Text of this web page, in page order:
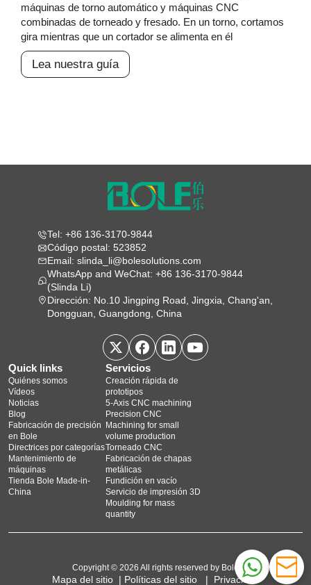
máquinas de torno automático y máquinas CNC
combinadas de torneado y fresado. En un torno, cortamos
gira mientras que un cortador se alimenta en él
Lea nuestra guía
Tel: +86 136-3170-9844
Código postal: 523852
Email: slinda_li@bolesolutions.com
WhatsApp and WeChat: +86 136-3170-9844
(Slinda Li)
Dirección: No.10 Jingping Road, Jingxia, Chang'an,
Dongguan, Guangdong, China
Quick links
Quiénes somos
Vídeos
Noticias
Blog
Fabricación de precisión
en Bole
Directrices por categorías
Mantenimiento de
máquinas
Tienda Bole Made-in-
China
Servicios
Creación rápida de
prototipos
5‑Axis CNC machining
Precision CNC
Machining for small
volume production
Torneado CNC
Fabricación de chapas
metálicas
Fundición en vacío
Servicio de impresión 3D
Moulding for mass
quantity
Copyright © 2026 All rights reserved by Bole
Mapa del sitio | Políticas del sitio | Privacidad